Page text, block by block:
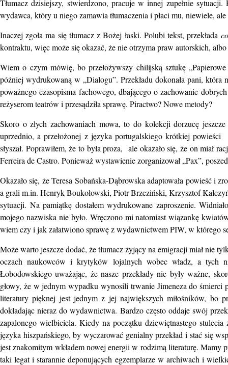
Tłumacz dzisiejszy, stwierdzono, pracuje w innej zupełnie
wydawca, który u niego zamawia tłumaczenia i płaci mu, niewiele, ale
Inaczej zgoła ma się tłumacz z Bożej łaski. Polubi tekst, przekłada
kontraktu, więc może się okazać, że nie otrzyma praw autorskich,
Wiem o czym mówię, bo przełożywszy chilijską sztukę
później wydrukowaną w „Dialogu”. Przekładu dokonała pani, która
poważnego czasopisma fachowego, dbającego o zachowanie
reżyserom teatrów i przesądziła sprawę. Piractwo? Nowe metody?
Skoro o złych zachowaniach mowa, to do kolekcji dorzucę
uprzednio, a przełożonej z języka portugalskiego krótkiej
słyszał. Poprawiłem, że to była proza, ale okazało się, że on miał
Ferreira de Castro. Ponieważ wystawienie zorganizował „Pax”,
Okazało się, że Teresa Sobańska-Dąbrowska adaptowała powieść i
a grali m.in. Henryk Boukołowski, Piotr Brzeziński, Krzysztof
sytuacji. Na pamiątkę dostałem wydrukowane zaproszenie.
mojego nazwiska nie było. Wręczono mi natomiast wiązankę
wiem czy i jak załatwiono sprawę z wydawnictwem PIW, w którego
Może warto jeszcze dodać, że tłumacz żyjący na emigracji miał nie
oczach naukowców i krytyków lojalnych wobec władz, a tych
Łobodowskiego uważając, że nasze przekłady nie były ważne,
głowy, że w jednym wypadku wynosili trwanie Jimeneza do
literatury pięknej jest jednym z jej największych miłośników, bo
dokładając nieraz do wydawnictwa. Bardzo często oddaje swój
zapalonego wielbiciela. Kiedy na początku dziewiętnastego stulecia
języka hiszpańskiego, by wyczarować genialny przekład i stać się
jest znakomitym wkładem nowej energii w rodzimą literaturę. Mamy
taki legat i starannie deponujących egzemplarze w archiwach i